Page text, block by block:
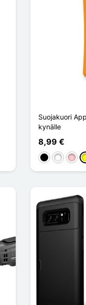
Suojakuori
kynälle
8,99 €
MustaValkoinen
Pinkki